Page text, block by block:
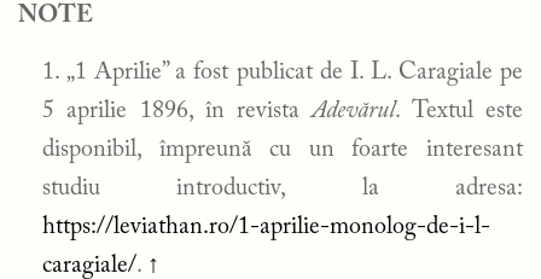
NOTE
„1 Aprilie” a fost publicat de I. L. Caragiale pe
5 aprilie 1896, în revistaAdevărul. Textul este
disponibil, împreună cu un foarte interesant
studiu introductiv, la adresa:
https://leviathan.ro/1-aprilie-monolog-de-i-l-
caragiale/. ↑